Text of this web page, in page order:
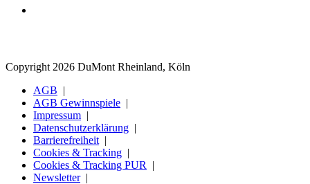
Copyright 2026 DuMont Rheinland, Köln
AGB
AGB Gewinnspiele
Impressum
Datenschutzerklärung
Barrierefreiheit
Cookies & Tracking
Cookies & Tracking PUR
Newsletter